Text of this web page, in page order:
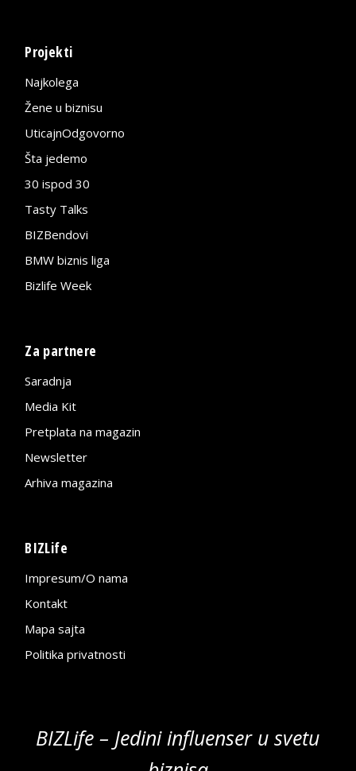
Projekti
Najkolega
Žene u biznisu
UticajnOdgovorno
Šta jedemo
30 ispod 30
Tasty Talks
BIZBendovi
BMW biznis liga
Bizlife Week
Za partnere
Saradnja
Media Kit
Pretplata na magazin
Newsletter
Arhiva magazina
BIZLife
Impresum/O nama
Kontakt
Mapa sajta
Politika privatnosti
BIZLife – Jedini influenser u svetu